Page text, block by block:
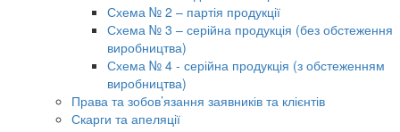
Схема № 2 – партія продукції
Схема № 3 – серійна продукція (без обстеження
виробництва)
Схема № 4 - серійна продукція (з обстеженням
виробництва)
Права та зобов’язання заявників та клієнтів
Скарги та апеляції